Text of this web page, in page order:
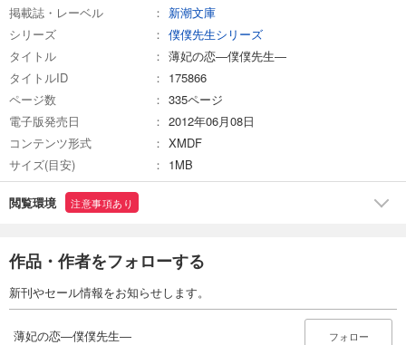
掲載誌・レーベル
新潮文庫
シリーズ
僕僕先生シリーズ
タイトル
薄妃の恋―僕僕先生―
タイトルID
175866
ページ数
335ページ
電子版発売日
2012年06月08日
コンテンツ形式
XMDF
サイズ(目安)
1MB
閲覧環境 注意事項あり
作品・作者をフォローする
新刊やセール情報をお知らせします。
薄妃の恋―僕僕先生― フォロー